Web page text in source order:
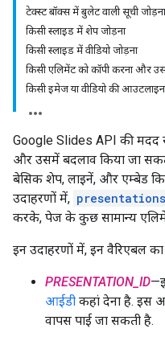
टेक्स्ट बॉक्स में बुलेट वाली सूची जोड़ना
किसी स्लाइड में शेप जोड़ना
किसी स्लाइड में वीडियो जोड़ना
किसी एलिमेंट को कॉपी करना और
किसी इमेज या वीडियो की
Google Slides API की मदद
और उसमें बदलाव किया जा
बेसिक शेप, लाइनें, और एम्बेड
उदाहरणों में,
करके, पेज के कुछ सामान्य
इन उदाहरणों में, इन वैरिएबल
PRESENTATION_ID
आईडी कहां देना है. इस
वापस पाई जा सकती है.